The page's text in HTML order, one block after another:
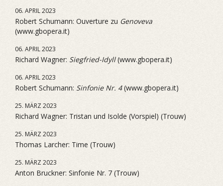
06. APRIL 2023
Robert Schumann: Ouverture zu Genoveva
(www.gbopera.it)
06. APRIL 2023
Richard Wagner: Siegfried-Idyll(www.gbopera.it)
06. APRIL 2023
Robert Schumann: Sinfonie Nr. 4(www.gbopera.it)
25. MÄRZ 2023
Richard Wagner: Tristan und Isolde (Vorspiel) (Trouw)
25. MÄRZ 2023
Thomas Larcher: Time (Trouw)
25. MÄRZ 2023
Anton Bruckner: Sinfonie Nr. 7 (Trouw)